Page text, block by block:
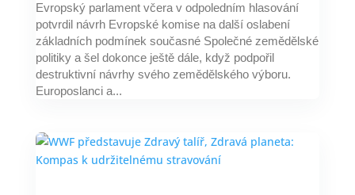
Evropský parlament včera v odpoledním hlasování
potvrdil návrh Evropské komise na další oslabení
základních podmínek současné Společné zemědělské
politiky a šel dokonce ještě dále, když podpořil
destruktivní návrhy svého zemědělského výboru.
Europoslanci a...